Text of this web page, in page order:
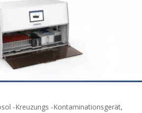
-Kreuzungs -Kontaminationsgerät,